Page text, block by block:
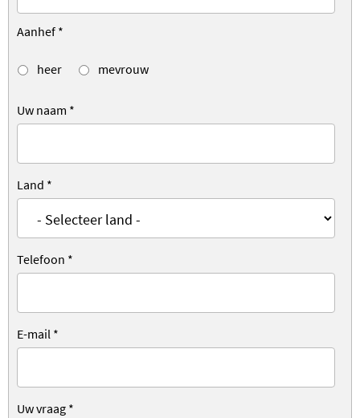
Aanhef *
heer mevrouw
Uw naam *
Land *
Telefoon *
E-mail *
Uw vraag *